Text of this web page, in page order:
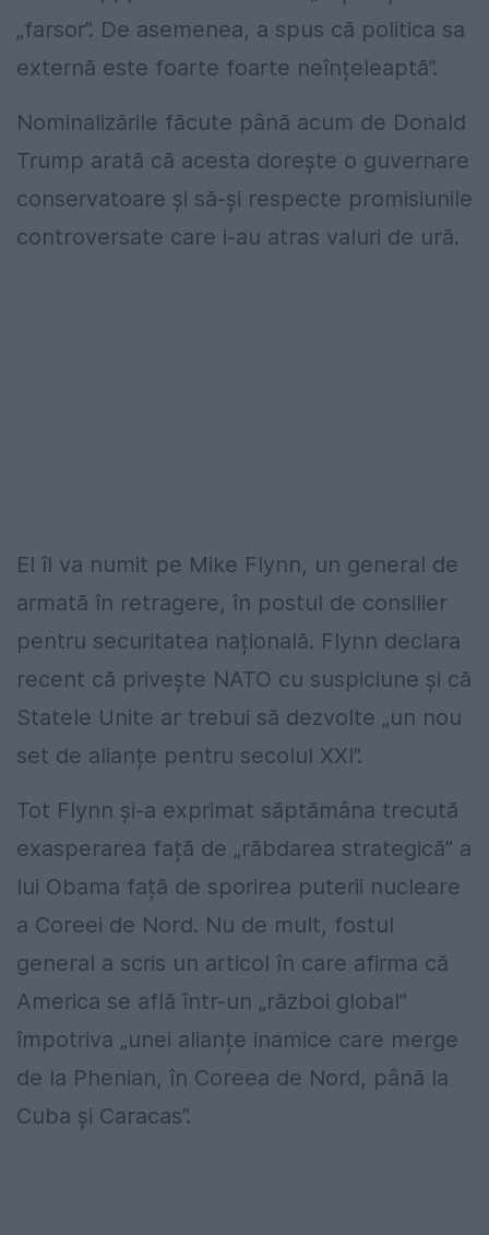
„farsor”. De asemenea, a spus că politica sa
externă este foarte foarte neînțeleaptă”.
Nominalizările făcute până acum de Donald
Trump arată că acesta dorește o guvernare
conservatoare și să-și respecte promisiunile
controversate care i-au atras valuri de ură.
El îl va numit pe Mike Flynn, un general de
armată în retragere, în postul de consilier
pentru securitatea națională. Flynn declara
recent că privește NATO cu suspiciune și că
Statele Unite ar trebui să dezvolte „un nou
set de alianțe pentru secolul XXI”.
Tot Flynn și-a exprimat săptămâna trecută
exasperarea față de „răbdarea strategică” a
lui Obama față de sporirea puterii nucleare
a Coreei de Nord. Nu de mult, fostul
general a scris un articol în care afirma că
America se află într-un „război global”
împotriva „unei alianțe inamice care merge
de la Phenian, în Coreea de Nord, până la
Cuba și Caracas”.